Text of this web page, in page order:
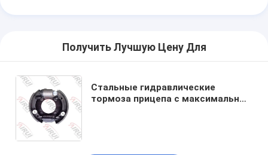
Получить Лучшую Цену Для
Стальные гидравлические
тормоза прицепа с максимальной